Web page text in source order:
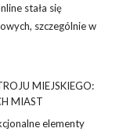
stała się
szczególnie w
MIEJSKIEGO:
MIAST
elementy